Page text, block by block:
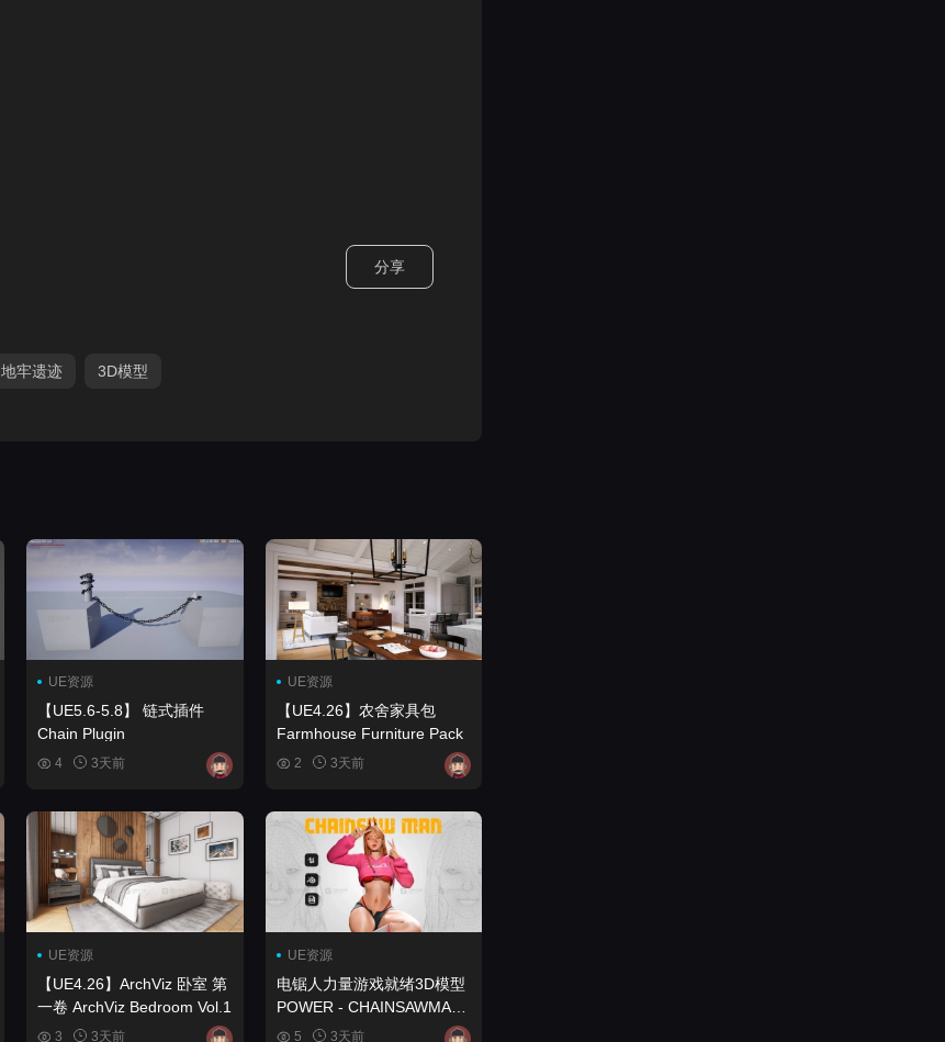
分享
地牢遗迹 3D模型
UE资源
【UE5.6-5.8】 链式插件
Chain Plugin
4 3天前
UE资源
【UE4.26】农舍家具包
Farmhouse Furniture Pack
2 3天前
UE资源
【UE4.26】ArchViz 卧室 第
一卷 ArchViz Bedroom Vol.1
3 3天前
UE资源
电锯人力量游戏就绪3D模型
POWER - CHAINSAWMAN-
Game Ready 3D model
5 3天前